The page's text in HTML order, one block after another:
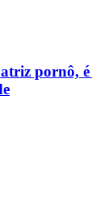
atriz pornô,